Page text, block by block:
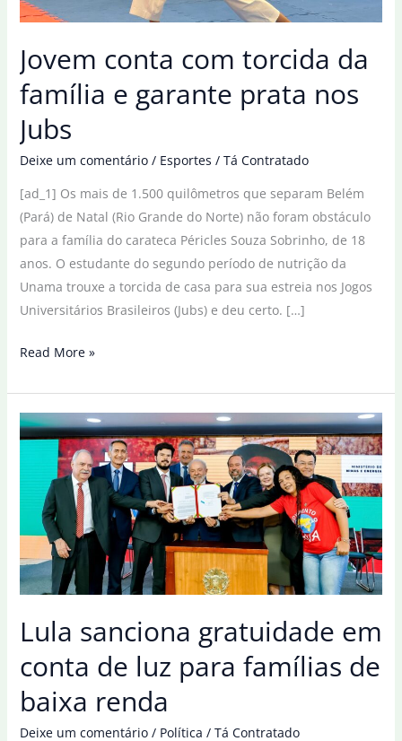
Jovem conta com torcida da
família e garante prata nos
Jubs
Deixe um comentário / Esportes / Tá Contratado
[ad_1] Os mais de 1.500 quilômetros que separam Belém
(Pará) de Natal (Rio Grande do Norte) não foram obstáculo
para a família do carateca Péricles Souza Sobrinho, de 18
anos. O estudante do segundo período de nutrição da
Unama trouxe a torcida de casa para sua estreia nos Jogos
Universitários Brasileiros (Jubs) e deu certo. […]
Jovem
com
torcida
da
família
garante
prata
nos
Jubs
Read More »
Lula sanciona gratuidade em
conta de luz para famílias de
baixa renda
Deixe um comentário / Política / Tá Contratado